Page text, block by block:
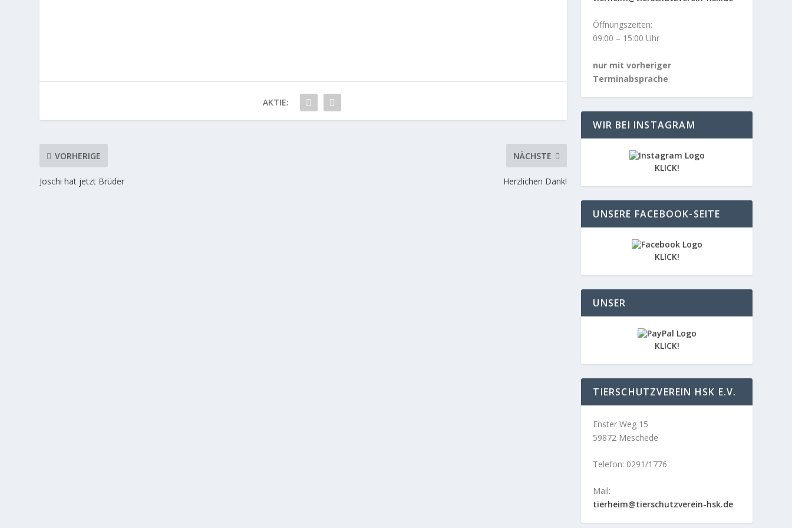
AKTIE:
VORHERIGE
Joschi hat jetzt Brüder
NÄCHSTE
Herzlichen Dank!
Öffnungszeiten:
09:00 – 15:00 Uhr
nur mit vorheriger
Terminabsprache
WIR BEI INSTAGRAM
KLICK!
UNSERE FACEBOOK-SEITE
KLICK!
UNSER
KLICK!
TIERSCHUTZVEREIN HSK E.V.
Enster Weg 15
59872 Meschede
Telefon: 0291/1776
Mail:
tierheim@tierschutzverein-hsk.de